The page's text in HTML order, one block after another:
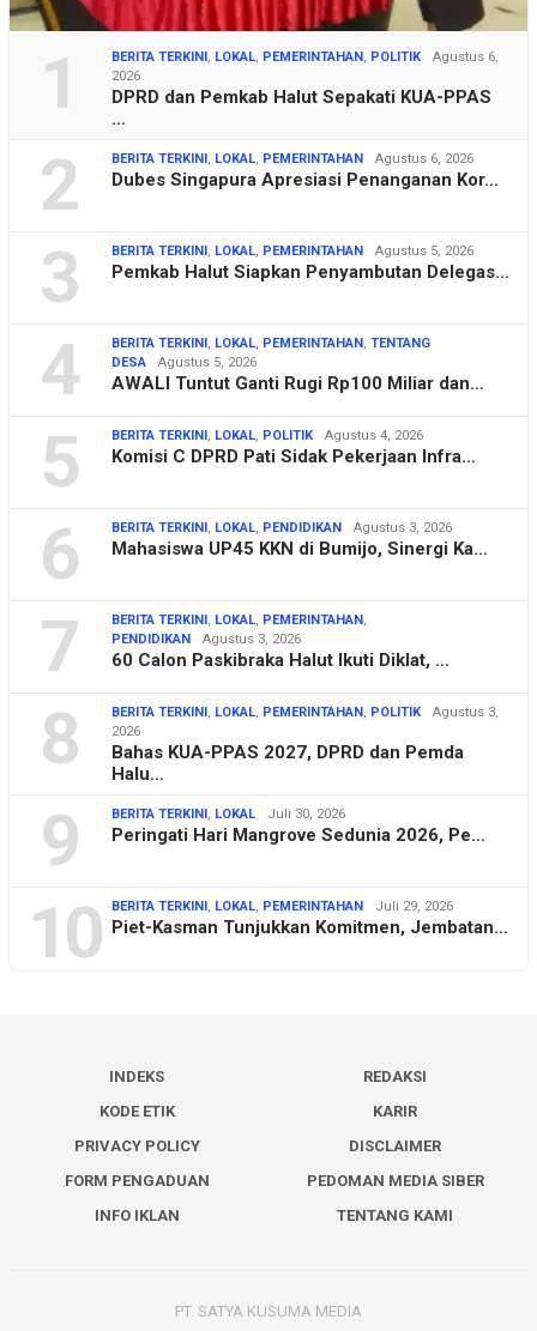
1 BERITA TERKINI LOKAL PEMERINTAHAN POLITIK
Agustus 6,
2026
DPRD dan Pemkab Halut Sepakati KUA-PPAS
…
2 BERITA TERKINI LOKAL PEMERINTAHAN Agustus 6, 2026
Dubes Singapura Apresiasi Penanganan Kor…
3 BERITA TERKINI LOKAL PEMERINTAHAN Agustus 5, 2026
Pemkab Halut Siapkan Penyambutan Delegas…
4 BERITA TERKINI LOKAL PEMERINTAHAN TENTANG
DESA
Agustus 5, 2026
AWALI Tuntut Ganti Rugi Rp100 Miliar dan…
5 BERITA TERKINI LOKAL POLITIK Agustus 4, 2026
Komisi C DPRD Pati Sidak Pekerjaan Infra…
6 BERITA TERKINI LOKAL PENDIDIKAN Agustus 3, 2026
Mahasiswa UP45 KKN di Bumijo, Sinergi Ka…
7 BERITA TERKINI LOKAL PEMERINTAHAN
PENDIDIKAN
Agustus 3, 2026
60 Calon Paskibraka Halut Ikuti Diklat, …
8 BERITA TERKINI LOKAL PEMERINTAHAN POLITIK
Agustus 3,
2026
Bahas KUA-PPAS 2027, DPRD dan Pemda
Halu…
9 BERITA TERKINI LOKAL Juli 30, 2026
Peringati Hari Mangrove Sedunia 2026, Pe…
10 BERITA TERKINI LOKAL PEMERINTAHAN Juli 29, 2026
Piet-Kasman Tunjukkan Komitmen, Jembatan…
INDEKS
REDAKSI
KODE ETIK
KARIR
PRIVACY POLICY
DISCLAIMER
FORM PENGADUAN
PEDOMAN MEDIA SIBER
INFO IKLAN
TENTANG KAMI
PT. SATYA KUSUMA MEDIA